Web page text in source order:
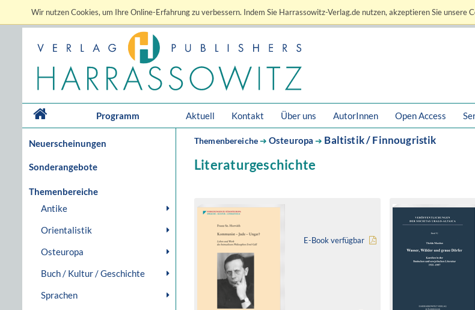
Wir nutzen Cookies, um Ihre Online-Erfahrung zu verbessern. Indem Sie Harrassowitz-Verlag.de nutzen, akzeptieren Sie unsere
Programm Aktuell Kontakt Über uns AutorInnen Open Access
Neuerscheinungen
Sonderangebote
Themenbereiche
Antike
Orientalistik
Osteuropa
Buch / Kultur / Geschichte
Sprachen
Themenbereiche➔ Osteuropa ➔ Baltistik / Finnougristik
Literaturgeschichte
E-Book verfügbar